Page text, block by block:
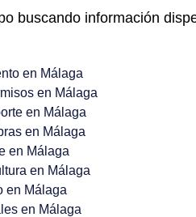
buscando información
en Málaga
en Málaga
en Málaga
en Málaga
en Málaga
en Málaga
en Málaga
en Málaga